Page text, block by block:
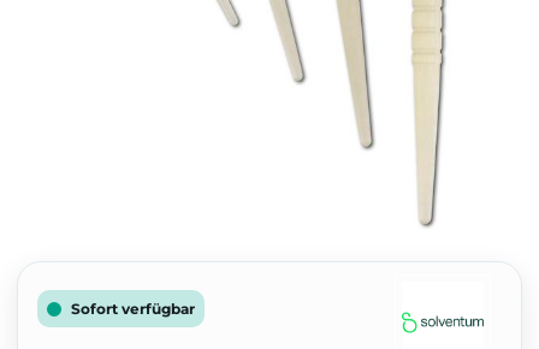
Sofort verfügbar